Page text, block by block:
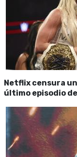
Netflix censura
último episodio de